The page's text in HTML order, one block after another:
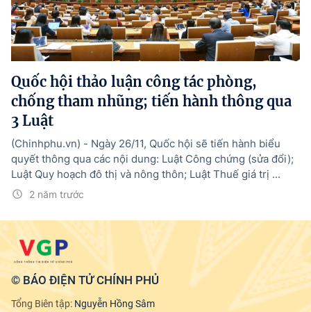
Tổng Giám đốc:Nguyễn Hồng Sâm
Trụ sở: 16 Lê Hồng Phong - Ba Đình - Hà Nội.
Điện thoại: 080 43162; Fax: 080.48924;
Email: thongtinchinhphu@chinhphu.vn.
Theo dõi báo trên:
Bản quyền thuộc Báo Điện tử Chính phủ - Cổng Thông tin điện tử Chính
phủ.
Ghi rõ nguồn "Báo Điện tử Chính phủ", "Cổng Thông tin điện tử Chính phủ",
hoặc www.baochinhphu.vn, www.chinhphu.vn khi phát hành lại thông tin
từ các nguồn này.
Quốc hội thảo luận công tác phòng,
chống tham nhũng; tiến hành thông qua
3 Luật
2 năm trước
(Chinhphu.vn) - Ngày 26/11, Quốc hội sẽ tiến hành biểu
quyết thông qua các nội dung: Luật Công chứng (sửa đổi);
Luật Quy hoạch đô thị và nông thôn; Luật Thuế giá trị ...
© BÁO ĐIỆN TỬ CHÍNH PHỦ
Tổng Biên tập: Nguyễn Hồng Sâm